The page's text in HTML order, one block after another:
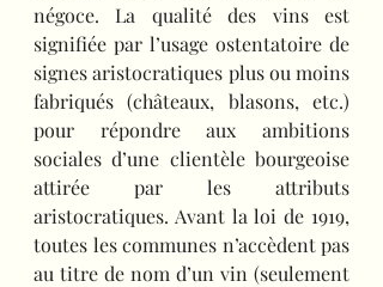
négoce. La qualité des vins est
signifiée par l’usage ostentatoire de
signes aristocratiques plus ou moins
fabriqués (châteaux, blasons, etc.)
pour répondre aux ambitions
sociales d’une clientèle bourgeoise
attirée par les attributs
aristocratiques. Avant la loi de 1919,
toutes les communes n’accèdent pas
au titre de nom d’un vin (seulement